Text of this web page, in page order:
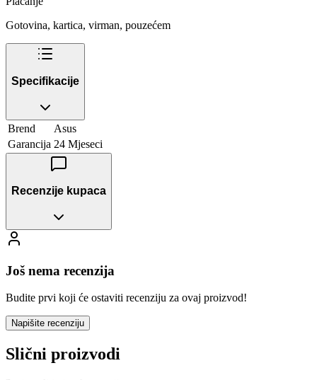
Gotovina, kartica, virman, pouzećem
Specifikacije
Brend
Asus
Garancija 24 Mjeseci
Recenzije kupaca
Još nema recenzija
Budite prvi koji će ostaviti recenziju za ovaj proizvod!
Napišite recenziju
Slični proizvodi